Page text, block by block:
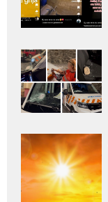
subtitlu
Adaugă
aici textul
pentru
subtitlu
Adaugă
aici textul
pentru
subtitlu